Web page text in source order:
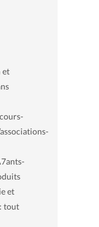
et
et
tout